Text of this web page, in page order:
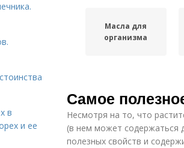
Масла для
организма
Самое
Несмотря на то, что
(в нем может содержаться
полезных свойств и
в
и ее